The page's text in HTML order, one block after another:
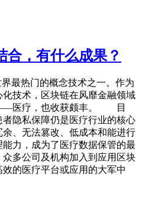
合，有什么成果？
最热门的概念技术之一。作为
技术，区块链在风靡金融领域
——医疗，也收获颇丰。 目
隐私保障仍是医疗行业的核心
、无法篡改、低成本和能进行
力，成为了医疗数据保管的最
多公司及机构加入到应用区块
的医疗平台或应用的大军中